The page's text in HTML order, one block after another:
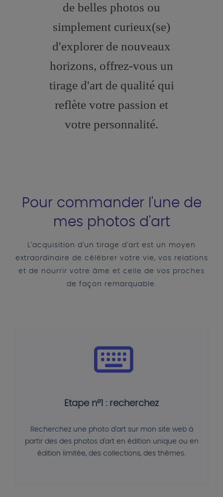
de belles photos ou
simplement curieux(se)
d'explorer de nouveaux
horizons, offrez-vous un
tirage d'art de qualité qui
reflète votre passion et
votre personnalité.
Pour commander l'une de
mes photos d'art
L'acquisition d'un tirage d'art est un moyen
extraordinaire de célébrer votre vie, vos relations
et de nourrir votre âme et celle de vos proches
de façon remarquable.
Etape n°1 : recherchez
Recherchez une photo d'art sur mon site web à
partir des des photos d'art en édition unique ou en
édition limitée, des collections, des thèmes.